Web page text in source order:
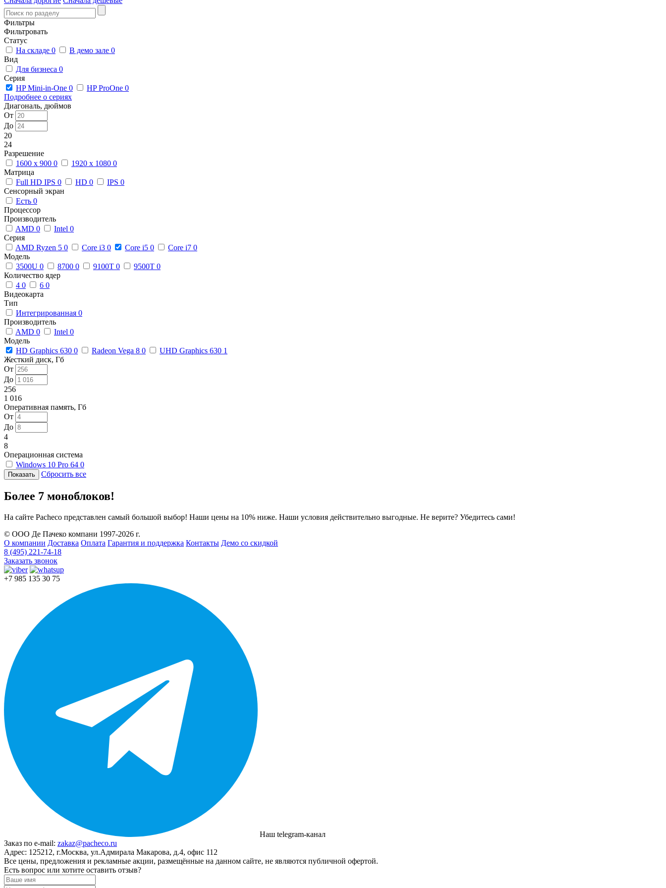
Фильтры
Фильтровать
Статус
На складе 0 В демо зале 0
Вид
Для бизнеса 0
Серия
HP Mini-in-One 0 HP ProOne 0
Подробнее о сериях
Диагональ, дюймов
От
До
20
24
Разрешение
1600 x 900 0 1920 x 1080 0
Матрица
Full HD IPS 0 HD 0 IPS 0
Сенсорный экран
Есть 0
Процессор
Производитель
AMD 0 Intel 0
Серия
AMD Ryzen 5 0 Core i3 0 Core i5 0 Core i7 0
Модель
3500U 0 8700 0 9100T 0 9500T 0
Количество ядер
4 0 6 0
Видеокарта
Тип
Интегрированная 0
Производитель
AMD 0 Intel 0
Модель
HD Graphics 630 0 Radeon Vega 8 0 UHD Graphics 630 1
Жесткий диск, Гб
От
До
256
1 016
Оперативная память, Гб
От
До
4
8
Операционная система
Windows 10 Pro 64 0
Сбросить все
Более 7 моноблоков!
На сайте Pacheco представлен самый большой выбор! Наши цены на 10% ниже. Наши условия действительно выгодные. Не верите? Убедитесь сами!
© ООО Де Пачеко компани 1997-2026 г.
О компании Доставка Оплата Гарантия и поддержка Контакты Демо со скидкой
8 (495) 221-74-18
Заказать звонок
+7 985 135 30 75
Наш telegram-канал
Заказ по e-mail: zakaz@pacheco.ru
Адрес: 125212, г.Москва, ул.Адмирала Макарова, д.4, офис 112
Все цены, предложения и рекламные акции, размещённые на данном сайте, не являются публичной офертой.
Есть вопрос или хотите оставить отзыв?